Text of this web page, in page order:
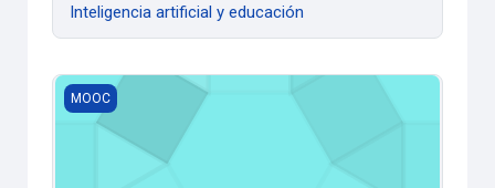
Inteligencia artificial y educación
Un producto tecnológico digital
MOOC